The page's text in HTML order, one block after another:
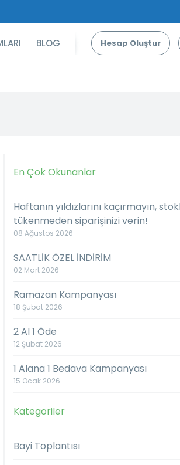
BLOG Hesap Oluştur
En Çok Okunanlar
Haftanın yıldızlarını kaçırmayın,
tükenmeden siparişinizi verin!
08 Ağustos 2026
SAATLİK ÖZEL İNDİRİM
02 Mart 2026
Ramazan Kampanyası
18 Şubat 2026
2 Al 1 Öde
12 Şubat 2026
1 Alana 1 Bedava Kampanyası
15 Ocak 2026
Kategoriler
Bayi Toplantısı